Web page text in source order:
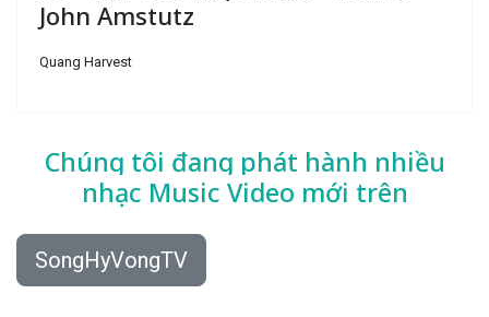
John Amstutz
Quang Harvest
Chúng tôi đang phát hành nhiều
nhạc Music Video mới trên
SongHyVongTV